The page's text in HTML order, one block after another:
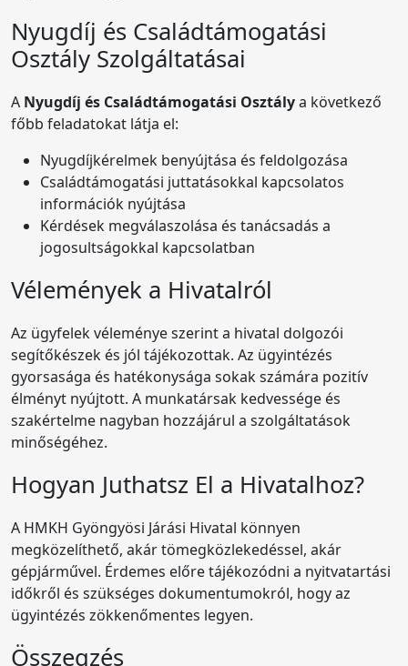
Nyugdíj és Családtámogatási
Osztály Szolgáltatásai
A Nyugdíj és Családtámogatási Osztálya következő
főbb feladatokat látja el:
Nyugdíjkérelmek benyújtása és feldolgozása
Családtámogatási juttatásokkal kapcsolatos
információk nyújtása
Kérdések megválaszolása és tanácsadás a
jogosultságokkal kapcsolatban
Vélemények a Hivatalról
Az ügyfelek véleménye szerint a hivatal dolgozói
segítőkészek és jól tájékozottak. Az ügyintézés
gyorsasága és hatékonysága sokak számára pozitív
élményt nyújtott. A munkatársak kedvessége és
szakértelme nagyban hozzájárul a szolgáltatások
minőségéhez.
Hogyan Juthatsz El a Hivatalhoz?
A HMKH Gyöngyösi Járási Hivatal könnyen
megközelíthető, akár tömegközlekedéssel, akár
gépjárművel. Érdemes előre tájékozódni a nyitvatartási
időkről és szükséges dokumentumokról, hogy az
ügyintézés zökkenőmentes legyen.
Összegzés